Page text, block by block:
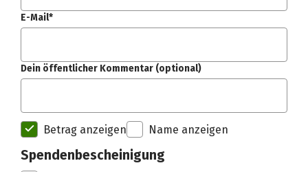
E-Mail*
Dein öffentlicher Kommentar (optional)
Betrag anzeigen Name anzeigen
Spendenbescheinigung
Spendenempfänger